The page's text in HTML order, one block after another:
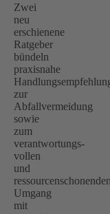
Zwei
neu
erschienene
Ratgeber
bündeln
praxisnahe
zur
Abfallvermeidung
sowie
zum
verantwortungs-
vollen
und
Umgang
mit